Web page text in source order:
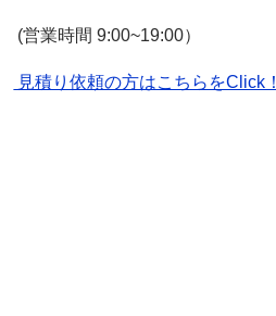
(営業時間 9:00~19:00）
見積り依頼の方はこちらをClick！